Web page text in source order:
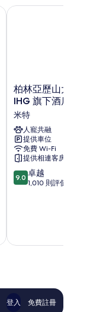
柏
林
亞
歷
山
大
廣
場
智
選
旗
米
特
柏林亞歷山大廣場智
IHG 旗下酒店
米特
人寵共融
提供車位
免費 Wi-Fi
提供相連客房
9.0
分
卓
評
價
9.0 卓越
1,010 則評價
柏林亞歷山大廣場智選
登入 免費註冊